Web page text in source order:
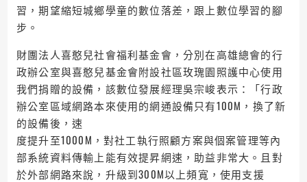
習，期望縮短城鄉學童的數位落差，跟上數位學習的腳
步。
財團法人喜憨兒社會福利基金會，分別在高雄總會的行
政辦公室與喜憨兒基金會附設社區玫瑰園照護中心使用
我們捐贈的設備，該數位發展經理吳宗峻表示：「行政
辦公室區域網路本來使用的網通設備只有100M，換了新
的設備後，速
度提升至1000M，對社工執行照顧方案與個案管理等內
部系統資料傳輸上能有效提昇網速，助益非常大。且對
於外部網路來說，升級到300M以上頻寬，使用支援